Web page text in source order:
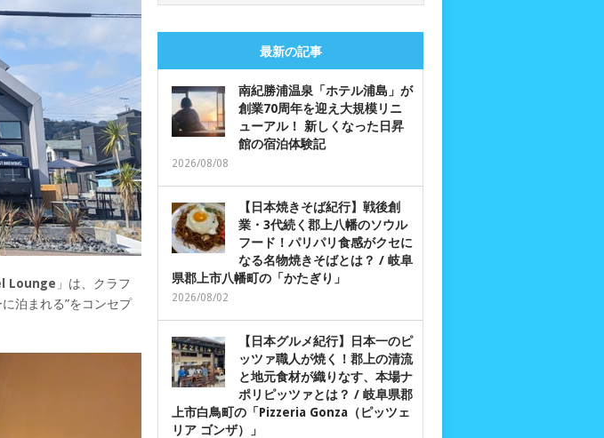
Lounge 」は、クラフ
泊まれる”をコンセプ
最新の記事
南紀勝浦温泉「ホテル浦島」が
創業70周年を迎え大規模リニ
ューアル！ 新しくなった日昇
館の宿泊体験記
2026/08/08
【日本焼きそば紀行】戦後創
業・3代続く郡上八幡のソウル
フード！パリパリ食感がクセに
なる名物焼きそばとは？ / 岐阜
県郡上市八幡町の「かたぎり」
2026/08/02
【日本グルメ紀行】日本一のピ
ッツァ職人が焼く！郡上の清流
と地元食材が織りなす、本場ナ
ポリピッツァとは？ / 岐阜県郡
上市白鳥町の「Pizzeria Gonza（ピッツェ
リア ゴンザ）」